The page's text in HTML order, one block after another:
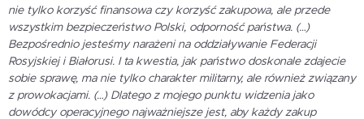
nie tylko korzyść finansowa czy korzyść zakupowa, ale przede
wszystkim bezpieczeństwo Polski, odporność państwa. (…)
Bezpośrednio jesteśmy narażeni na oddziaływanie Federacji
Rosyjskiej i Białorusi. I ta kwestia, jak państwo doskonale zdajecie
sobie sprawę, ma nie tylko charakter militarny, ale również związany
z prowokacjami. (…) Dlatego z mojego punktu widzenia jako
dowódcy operacyjnego najważniejsze jest, aby każdy zakup